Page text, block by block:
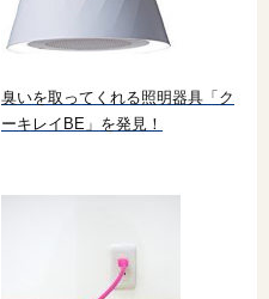
臭いを取ってくれる照明器具「ク
ーキレイBE」を発見！